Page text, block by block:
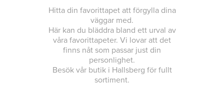
Hitta din favorittapet att förgylla dina
väggar med.
Här kan du bläddra bland ett urval av
våra favorittapeter. Vi lovar att det
finns nåt som passar just din
personlighet.
Besök vår butik i Hallsberg för fullt
sortiment.